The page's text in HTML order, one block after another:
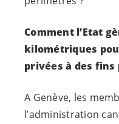
Comment l’Etat
kilométriques
privées à des
A Genève, les
l’administration